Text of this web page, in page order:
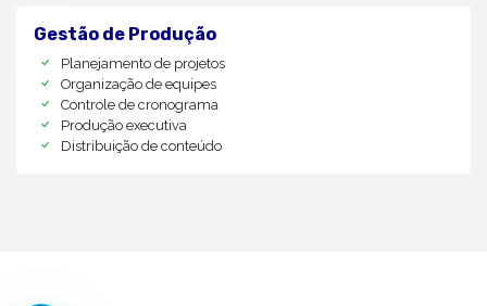
Gestão de Produção
Planejamento de projetos
Organização de equipes
Controle de cronograma
Produção executiva
Distribuição de conteúdo